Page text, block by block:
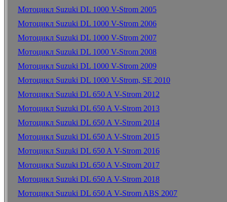
Мотоцикл Suzuki DL 1000 V-Strom 2005
Мотоцикл Suzuki DL 1000 V-Strom 2006
Мотоцикл Suzuki DL 1000 V-Strom 2007
Мотоцикл Suzuki DL 1000 V-Strom 2008
Мотоцикл Suzuki DL 1000 V-Strom 2009
Мотоцикл Suzuki DL 1000 V-Strom, SE 2010
Мотоцикл Suzuki DL 650 A V-Strom 2012
Мотоцикл Suzuki DL 650 A V-Strom 2013
Мотоцикл Suzuki DL 650 A V-Strom 2014
Мотоцикл Suzuki DL 650 A V-Strom 2015
Мотоцикл Suzuki DL 650 A V-Strom 2016
Мотоцикл Suzuki DL 650 A V-Strom 2017
Мотоцикл Suzuki DL 650 A V-Strom 2018
Мотоцикл Suzuki DL 650 A V-Strom ABS 2007